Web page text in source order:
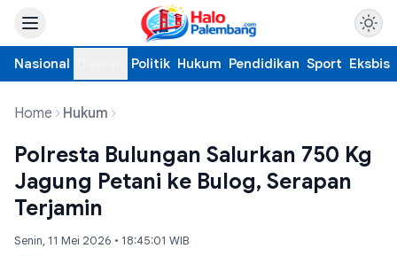
Nasional Politik Hukum Pendidikan Sport Eksbis
Home Hukum
Polresta Bulungan Salurkan 750 Kg
Jagung Petani ke Bulog, Serapan
Terjamin
Senin, 11 Mei 2026 • 18:45:01 WIB